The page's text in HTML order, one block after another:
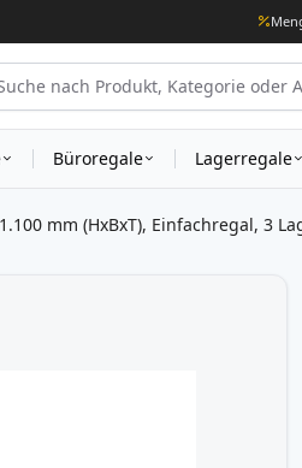
Büroregale Lagerregale
mm (HxBxT), Einfachregal, 3